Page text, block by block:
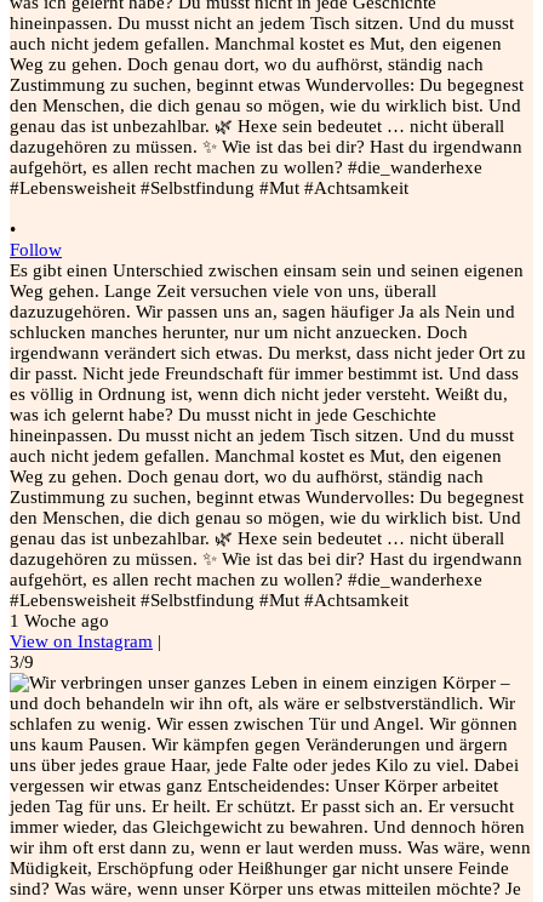
•
Follow
Es gibt einen Unterschied zwischen einsam sein und seinen eigenen
Weg gehen. Lange Zeit versuchen viele von uns, überall
dazuzugehören. Wir passen uns an, sagen häufiger Ja als Nein und
schlucken manches herunter, nur um nicht anzuecken. Doch
irgendwann verändert sich etwas. Du merkst, dass nicht jeder Ort zu
dir passt. Nicht jede Freundschaft für immer bestimmt ist. Und dass
es völlig in Ordnung ist, wenn dich nicht jeder versteht. Weißt du,
was ich gelernt habe? Du musst nicht in jede Geschichte
hineinpassen. Du musst nicht an jedem Tisch sitzen. Und du musst
auch nicht jedem gefallen. Manchmal kostet es Mut, den eigenen
Weg zu gehen. Doch genau dort, wo du aufhörst, ständig nach
Zustimmung zu suchen, beginnt etwas Wundervolles: Du begegnest
den Menschen, die dich genau so mögen, wie du wirklich bist. Und
genau das ist unbezahlbar. 🌿 Hexe sein bedeutet … nicht überall
dazugehören zu müssen. ✨ Wie ist das bei dir? Hast du irgendwann
aufgehört, es allen recht machen zu wollen? #die_wanderhexe
#Lebensweisheit #Selbstfindung #Mut #Achtsamkeit
1 Woche ago
View on Instagram |
3/9